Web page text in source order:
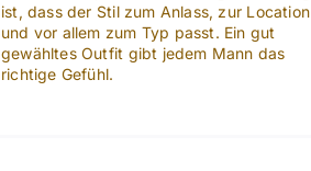
ist, dass der Stil zum Anlass, zur Location
und vor allem zum Typ passt. Ein gut
gewähltes Outfit gibt jedem Mann das
richtige Gefühl.